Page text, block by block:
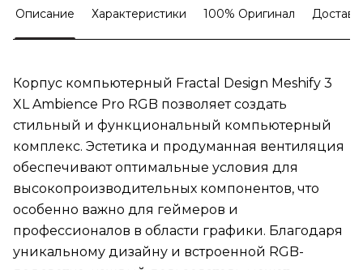
Описание Характеристики 100% Оригинал
Корпус компьютерный Fractal Design Meshify 3
XL Ambience Pro RGB позволяет создать
стильный и функциональный компьютерный
комплекс. Эстетика и продуманная вентиляция
обеспечивают оптимальные условия для
высокопроизводительных компонентов, что
особенно важно для геймеров и
профессионалов в области графики. Благодаря
уникальному дизайну и встроенной RGB-